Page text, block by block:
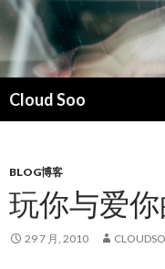
Cloud Soo
索
文
BLOG博客
玩你与爱你
29 7 月, 2010